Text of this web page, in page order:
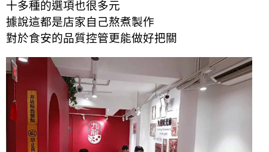
十多種的選項也很多元
據說這都是店家自己熬煮製作
對於食安的品質控管更能做好把關